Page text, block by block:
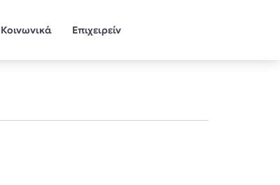
Κοινωνικά Επιχειρείν